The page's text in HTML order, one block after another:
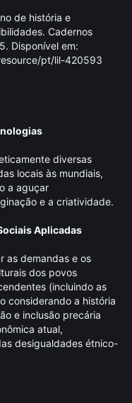
de história e
Cadernos
Disponível em:
pt/lil-420593
diversas
locais às mundiais,
a aguçar
e a criatividade.
Aplicadas
as demandas e os
dos povos
(incluindo as
considerando a história
e inclusão precária
atual,
desigualdades étnico-